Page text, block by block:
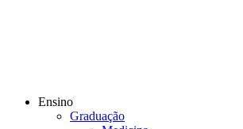
Ensino
Graduação